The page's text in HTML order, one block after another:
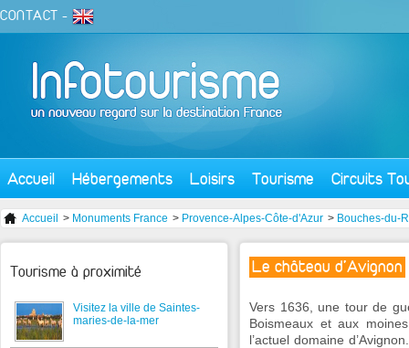
CONTACT -
Accueil Hébergements Loisirs Tourisme Circuits
Accueil > Monuments France > Provence-Alpes-Côte-d'Azur > Bouches-du-
Le château d'Avignon
Vers 1636, une tour de
Boismeaux et aux
l’actuel domaine
Tourisme à proximité
Visitez la ville de Saintes-
maries-de-la-mer